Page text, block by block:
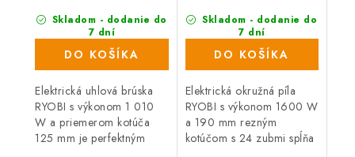
Skladom - dodanie do
7 dní
(71 ks)
DO KOŠÍKA
Elektrická uhlová brúska
RYOBI s výkonom 1 010
W a priemerom kotúča
125 mm je perfektným
Skladom - dodanie do
7 dní
(255 ks)
DO KOŠÍKA
Elektrická okružná píla
RYOBI s výkonom 1600 W
a 190 mm rezným
kotúčom s 24 zubmi spĺňa